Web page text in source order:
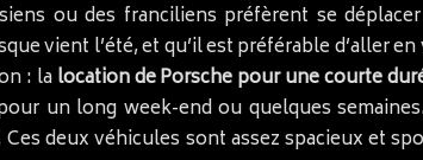
ou des franciliens préfèrent se
vient l’été, et qu’il est préférable d’aller
: lalocation de Porsche pour une courte
un long week-end ou quelques
Ces deux véhicules sont assez spacieux et